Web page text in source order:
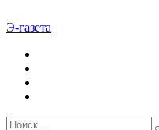
Э-газета